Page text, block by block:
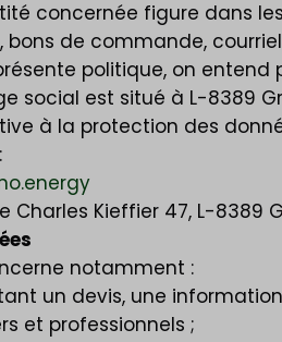
concernée figure dans
de commande,
politique, on entend
social est situé à L-8389
à la protection des
Charles Kieffier 47, L-8389
notamment :
un devis, une
et professionnels ;